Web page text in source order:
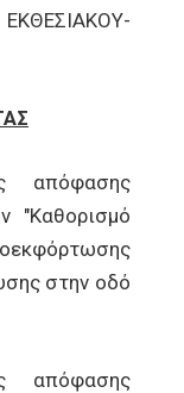
απόφασης
"Καθορισμό
στην οδό
απόφασης